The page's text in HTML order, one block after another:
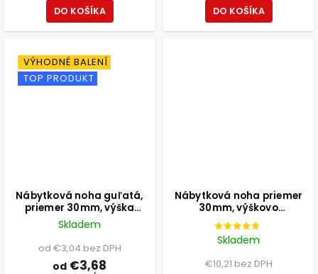
DO KOŠÍKA DO KOŠÍKA
VÝHODNÉ BALENÍ
TOP PRODUKT
Nábytková noha guľatá,
priemer 30mm, výška
100mm, biela
Skladem
od €3,04 bez DPH
od €3,68
Nábytková noha priemer
30mm, výškovo
nastaviteľná 300-500mm,
chróm
Skladem
€10,21 bez DPH